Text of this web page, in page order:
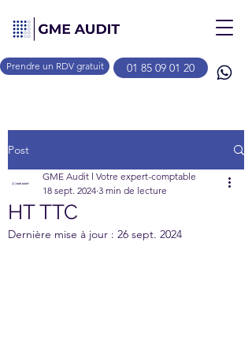
Prendre un RDV gratuit 01 85 09 01 20
Post
HT TTC
GME Audit l Votre expert-comptable
18 sept. 2024 3 min de lecture
Dernière mise à jour : 26 sept. 2024